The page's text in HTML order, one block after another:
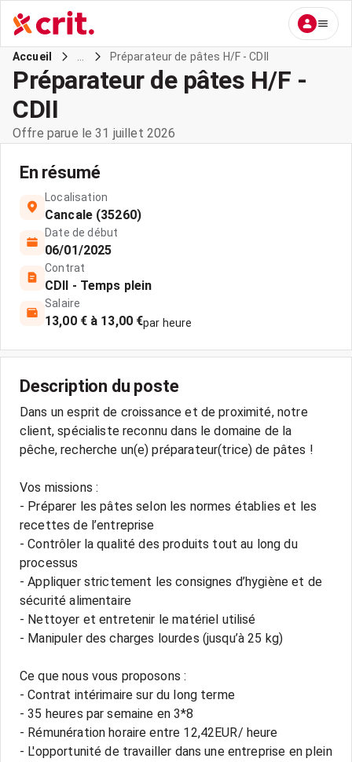
Accueil Préparateur de pâtes H/F - CDII
Préparateur de pâtes H/F -
CDII
Offre parue le 31 juillet 2026
En résumé
Localisation
Cancale (35260)
Date de début
06/01/2025
Contrat
CDII - Temps plein
Salaire
13,00 € à 13,00 €par heure
Description du poste
Dans un esprit de croissance et de proximité, notre
client, spécialiste reconnu dans le domaine de la
pêche, recherche un(e) préparateur(trice) de pâtes !
Vos missions :
- Préparer les pâtes selon les normes établies et les
recettes de l’entreprise
- Contrôler la qualité des produits tout au long du
processus
- Appliquer strictement les consignes d’hygiène et de
sécurité alimentaire
- Nettoyer et entretenir le matériel utilisé
- Manipuler des charges lourdes (jusqu’à 25 kg)
Ce que nous vous proposons :
- Contrat intérimaire sur du long terme
- 35 heures par semaine en 3*8
- Rémunération horaire entre 12,42EUR/ heure
- L'opportunité de travailler dans une entreprise en plein